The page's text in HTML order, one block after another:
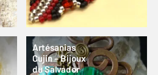
Artésanias
Cujin – Bijoux
du Salvador